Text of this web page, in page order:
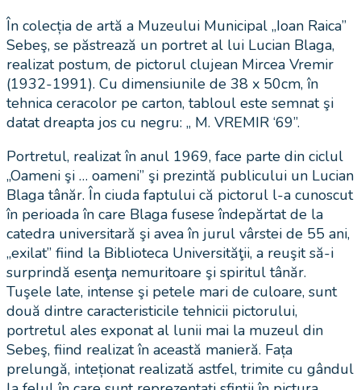
În colecția de artă a Muzeului Municipal „Ioan Raica”
Sebeş, se păstrează un portret al lui Lucian Blaga,
realizat postum, de pictorul clujean Mircea Vremir
(1932-1991). Cu dimensiunile de 38 x 50cm, în
tehnica ceracolor pe carton, tabloul este semnat şi
datat dreapta jos cu negru: „ M. VREMIR ‘69”.
Portretul, realizat în anul 1969, face parte din ciclul
„Oameni şi … oameni” şi prezintă publicului un Lucian
Blaga tânăr. În ciuda faptului că pictorul l-a cunoscut
în perioada în care Blaga fusese îndepărtat de la
catedra universitară şi avea în jurul vârstei de 55 ani,
„exilat” fiind la Biblioteca Universităţii, a reuşit să-i
surprindă esenţa nemuritoare şi spiritul tânăr.
Tuşele late, intense şi petele mari de culoare, sunt
două dintre caracteristicile tehnicii pictorului,
portretul ales exponat al lunii mai la muzeul din
Sebeş, fiind realizat în această manieră. Fața
prelungă, inteționat realizată astfel, trimite cu gândul